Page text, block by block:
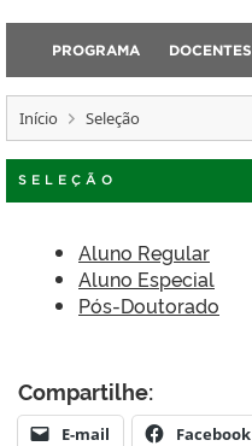
PROGRAMA DOCENTES
Início Seleção
SELEÇÃO
Aluno Regular
Aluno Especial
Pós-Doutorado
Compartilhe:
E-mail Facebook